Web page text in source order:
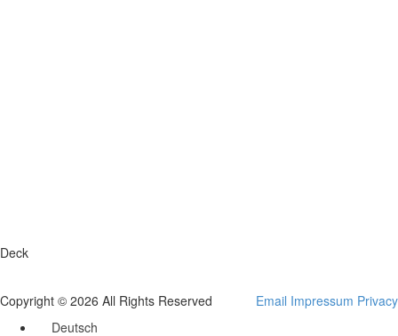
Deck
Copyright © 2026 All Rights Reserved Email Impressum Privacy
Deutsch